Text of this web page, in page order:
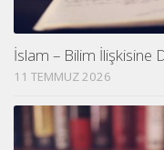
İslam – Bilim İlişkisine
11 TEMMUZ 2026